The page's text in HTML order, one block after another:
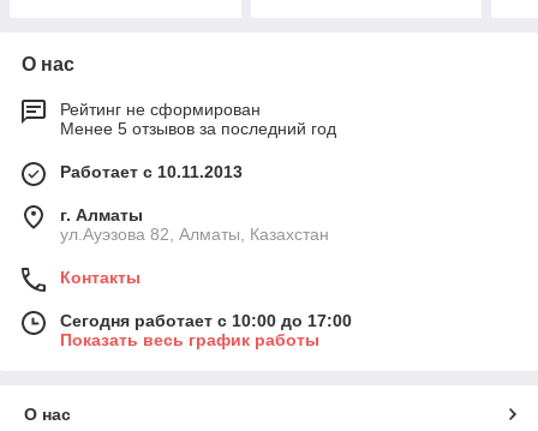
О нас
Рейтинг не сформирован
Менее 5 отзывов за последний год
Работает с 10.11.2013
г. Алматы
ул.Ауэзова 82, Алматы, Казахстан
Контакты
Сегодня работает с 10:00 до 17:00
Показать весь график работы
О нас